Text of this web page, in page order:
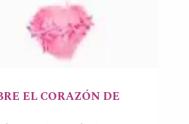
EL CORAZÓN DE